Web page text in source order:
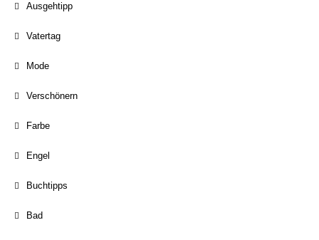
Ausgehtipp
Vatertag
Mode
Verschönern
Farbe
Engel
Buchtipps
Bad